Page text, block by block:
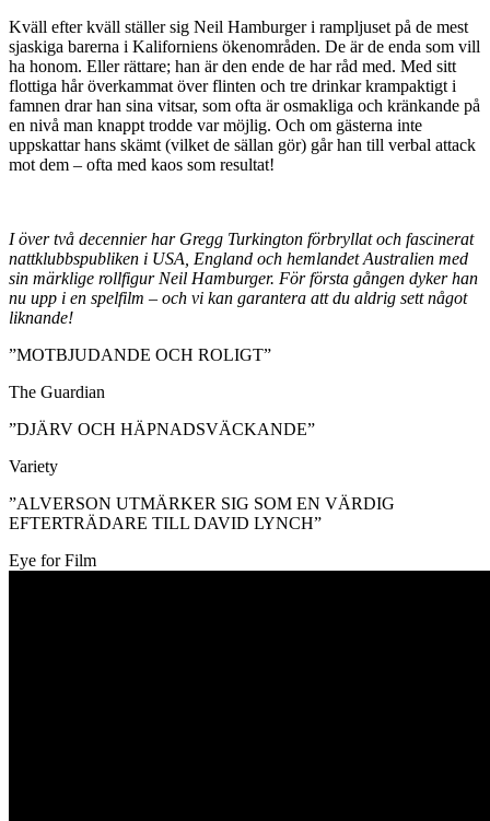
Kväll efter kväll ställer sig Neil Hamburger i rampljuset på de mest
sjaskiga barerna i Kaliforniens ökenområden. De är de enda som vill
ha honom. Eller rättare; han är den ende de har råd med. Med sitt
flottiga hår överkammat över flinten och tre drinkar krampaktigt i
famnen drar han sina vitsar, som ofta är osmakliga och kränkande på
en nivå man knappt trodde var möjlig. Och om gästerna inte
uppskattar hans skämt (vilket de sällan gör) går han till verbal attack
mot dem – ofta med kaos som resultat!
I över två decennier har Gregg Turkington förbryllat och fascinerat
nattklubbspubliken i USA, England och hemlandet Australien med
sin märklige rollfigur Neil Hamburger. För första gången dyker han
nu upp i en spelfilm – och vi kan garantera att du aldrig sett något
liknande!
”MOTBJUDANDE OCH ROLIGT”
The Guardian
”DJÄRV OCH HÄPNADSVÄCKANDE”
Variety
”ALVERSON UTMÄRKER SIG SOM EN VÄRDIG
EFTERTRÄDARE TILL DAVID LYNCH”
Eye for Film